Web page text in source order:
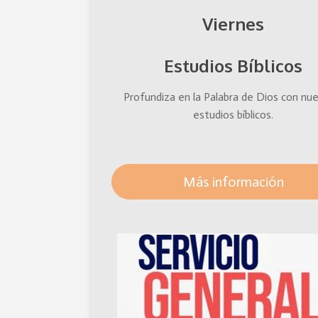
Viernes
Estudios Bíblicos
Profundiza en la Palabra de Dios con
estudios bíblicos.
Más información